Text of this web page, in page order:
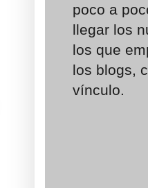
poco a
llegar los
los que
los blogs,
vínculo.